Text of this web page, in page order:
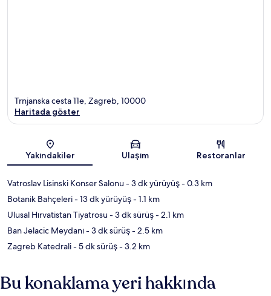
Harita
Trnjanska cesta 11e, Zagreb, 10000
Haritada göster
Yakındakiler Ulaşım Restoranlar
Vatroslav Lisinski Konser Salonu- 3 dk yürüyüş- 0.3 km
Botanik Bahçeleri- 13 dk yürüyüş- 1.1 km
Ulusal Hırvatistan Tiyatrosu- 3 dk sürüş- 2.1 km
Ban Jelacic Meydanı- 3 dk sürüş- 2.5 km
Zagreb Katedrali- 5 dk sürüş- 3.2 km
Bu konaklama yeri hakkında